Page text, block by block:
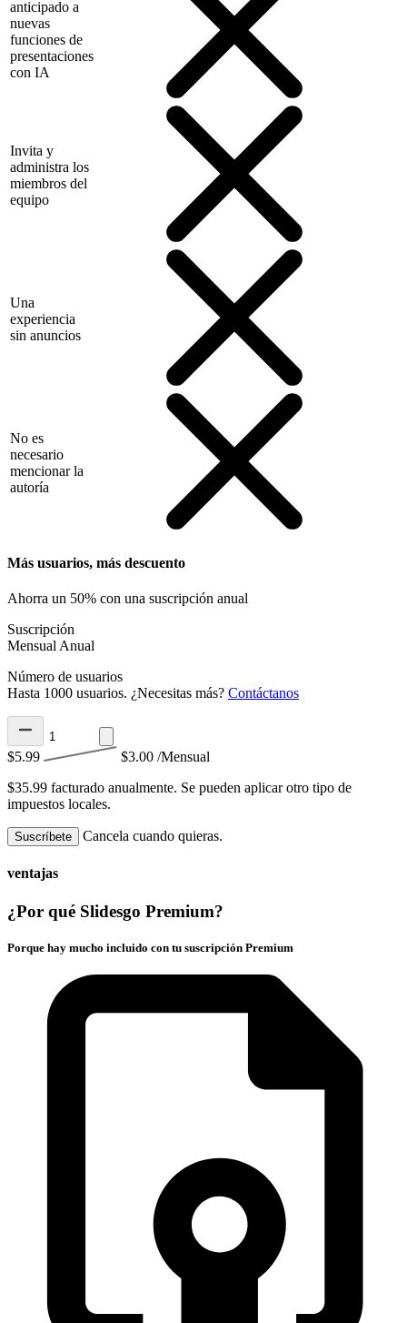
anticipado a
nuevas
funciones de
presentaciones
con IA
Invita y
administra los
miembros del
equipo
Una
experiencia
sin anuncios
No es
necesario
mencionar la
autoría
Más usuarios, más descuento
Ahorra un 50% con una suscripción anual
Suscripción
Mensual Anual
Número de usuarios
Hasta 1000 usuarios. ¿Necesitas más? Contáctanos
$5.99 $3.00 /Mensual
$35.99 facturado anualmente. Se pueden aplicar otro tipo de
impuestos locales.
Suscríbete Cancela cuando quieras.
ventajas
¿Por qué Slidesgo Premium?
Porque hay mucho incluido con tu suscripción Premium